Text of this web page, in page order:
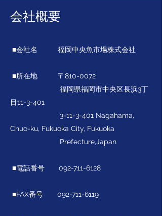
会社概要
■会社名 福岡中央魚市場株式会社
■所在地 〒810-0072
福岡県福岡市中央区長浜3丁
目11-3-401
3-11-3-401 Nagahama,
Chuo-ku, Fukuoka City, Fukuoka
Prefecture,Japan
■電話番号 092-711-6128
■FAX番号 092-711-6119